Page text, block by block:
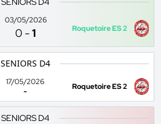
03/05/2026
0 -1 Roquetoire ES 2
SENIORS D4
17/05/2026
-
Roquetoire ES 2
SENIORS D4